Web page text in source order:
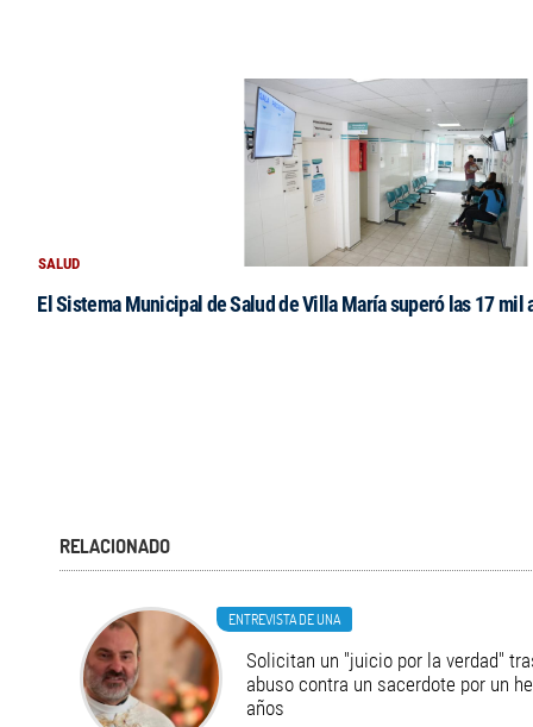
SALUD
El Sistema Municipal de Salud de Villa María superó las 17
RELACIONADO
ENTREVISTA DE UNA
Solicitan un "juicio por la verdad"
abuso contra un sacerdote por un
años